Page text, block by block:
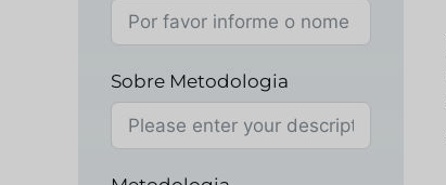
Sobre Metodologia